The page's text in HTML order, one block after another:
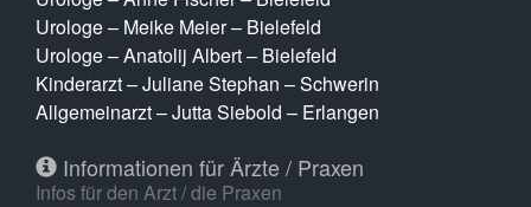
Urologe – Meike Meier – Bielefeld
Urologe – Anatolij Albert – Bielefeld
Kinderarzt – Juliane Stephan – Schwerin
Allgemeinarzt – Jutta Siebold – Erlangen
Informationen für Ärzte / Praxen
Infos für den Arzt / die Praxen